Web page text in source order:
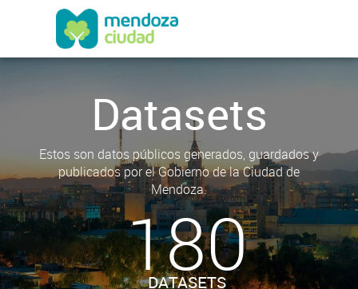
Datasets
Estos son datos públicos generados, guardados y
publicados por el Gobierno de la Ciudad de
Mendoza.
180
DATASETS